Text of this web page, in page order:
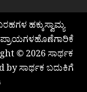
ಹಕ್ಕುಸ್ವಾಮ್ಯ
© 2026 ಸಾರ್ಥಕ
by ಸಾರ್ಥಕ ಬದುಕಿಗೆ